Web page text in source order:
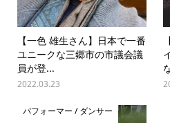
【一色 雄生さん】日本で一番
ユニークな三郷市の市議会議
員が登...
2022.03.23
パフォーマー / ダンサー